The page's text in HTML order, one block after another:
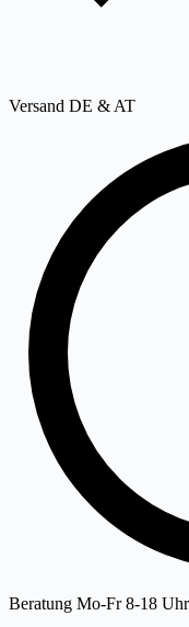
Versand DE & AT
Beratung Mo-Fr 8-18 Uhr